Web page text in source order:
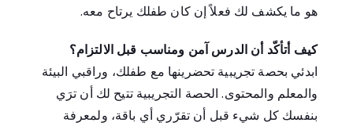
هو ما يكشف لك فعلاً إن كان طفلك يرتاح معه.
كيف أتأكّد أن الدرس آمن ومناسب قبل الالتزام؟
ابدئي بحصة تجريبية تحضرينها مع طفلك، وراقبي البيئة
والمعلم والمحتوى. الحصة التجريبية تتيح لك أن ترَي
بنفسك كل شيء قبل أن تقرّري أي باقة، ولمعرفة